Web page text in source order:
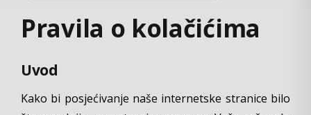
Pravila o kolačićima
Uvod
Kako bi posjećivanje naše internetske stranice bilo